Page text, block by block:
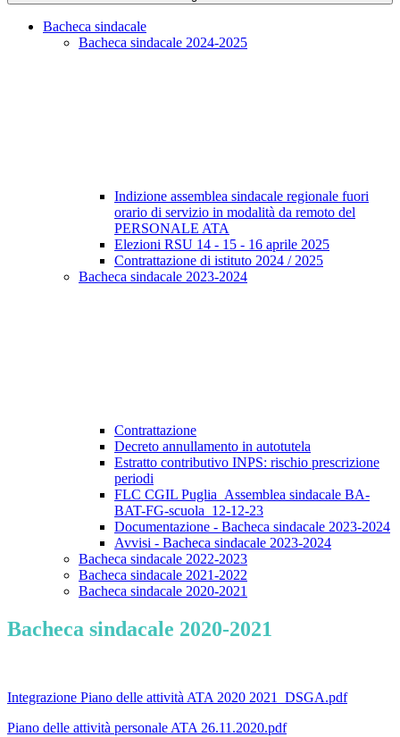
Bacheca sindacale
Bacheca sindacale 2024-2025
Indizione assemblea sindacale regionale fuori
orario di servizio in modalità da remoto del
PERSONALE ATA
Elezioni RSU 14 - 15 - 16 aprile 2025
Contrattazione di istituto 2024 / 2025
Bacheca sindacale 2023-2024
Contrattazione
Decreto annullamento in autotutela
Estratto contributivo INPS: rischio prescrizione
periodi
FLC CGIL Puglia_Assemblea sindacale BA-
BAT-FG-scuola_12-12-23
Documentazione - Bacheca sindacale 2023-2024
Avvisi - Bacheca sindacale 2023-2024
Bacheca sindacale 2022-2023
Bacheca sindacale 2021-2022
Bacheca sindacale 2020-2021
Bacheca sindacale 2020-2021
Integrazione Piano delle attività ATA 2020 2021_DSGA.pdf
Piano delle attività personale ATA 26.11.2020.pdf